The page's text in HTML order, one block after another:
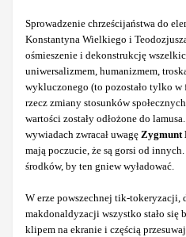
Sprowadzenie chrześcijaństwa do
Konstantyna Wielkiego i
ośmieszenie i dekonstrukcję
uniwersalizmem, humanizmem,
wykluczonego (to pozostało tylko w
rzecz zmiany stosunków
wartości zostały odłożone do
wywiadach zwracał uwagę Zygmunt
mają poczucie, że są gorsi od
środków, by ten gniew wyładować.
W erze powszechnej tik-tokeryzacji,
makdonaldyzacji wszystko stało się
klipem na ekranie i częścią